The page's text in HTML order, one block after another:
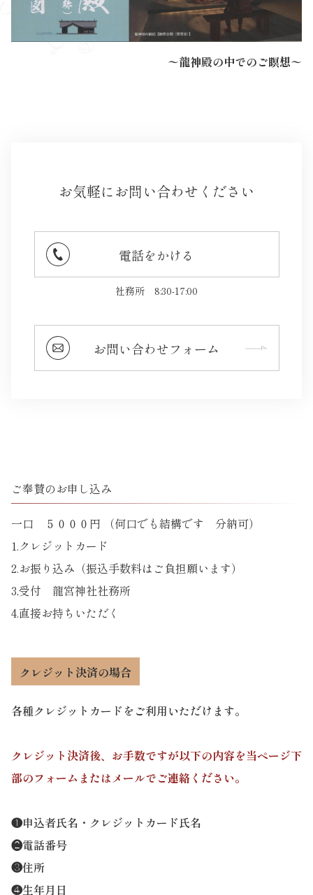
〜龍神殿の中でのご瞑想〜
お気軽にお問い合わせください
電話をかける
社務所 8:30-17:00
お問い合わせフォーム
ご奉賛のお申し込み
一口 ５０００円 （何口でも結構です 分納可）
1.クレジットカード
2.お振り込み（振込手数料はご負担願います）
3,受付 龍宮神社社務所
4.直接お持ちいただく
クレジット決済の場合
各種クレジットカードをご利用いただけます。
クレジット決済後、お手数ですが以下の内容を当ページ下
部のフォームまたはメールでご連絡ください。
❶申込者氏名・クレジットカード氏名
❷電話番号
❸住所
❹生年月日